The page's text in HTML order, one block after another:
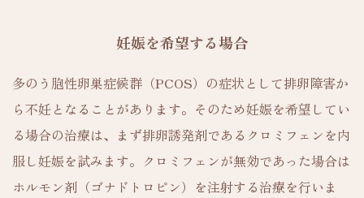
妊娠を希望する場合
多のう胞性卵巣症候群（PCOS）の症状として排卵障害か
ら不妊となることがあります。そのため妊娠を希望してい
る場合の治療は、まず排卵誘発剤であるクロミフェンを内
服し妊娠を試みます。クロミフェンが無効であった場合は
ホルモン剤（ゴナドトロピン）を注射する治療を行いま